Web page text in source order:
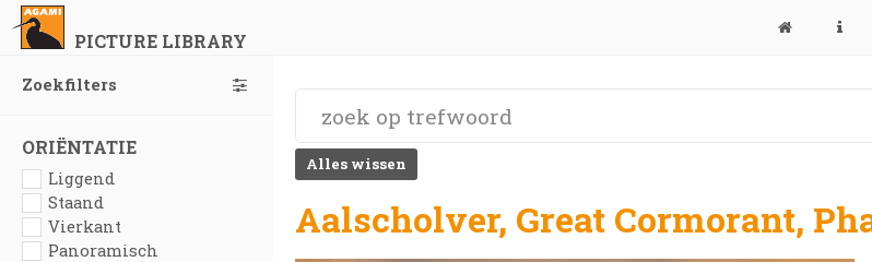
PICTURE LIBRARY
Zoekfilters
ORIËNTATIE
Liggend
Staand
Vierkant
Panoramisch
Alles wissen
Aalscholver, Great Cormorant,